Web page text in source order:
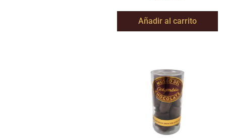
Añadir al carrito